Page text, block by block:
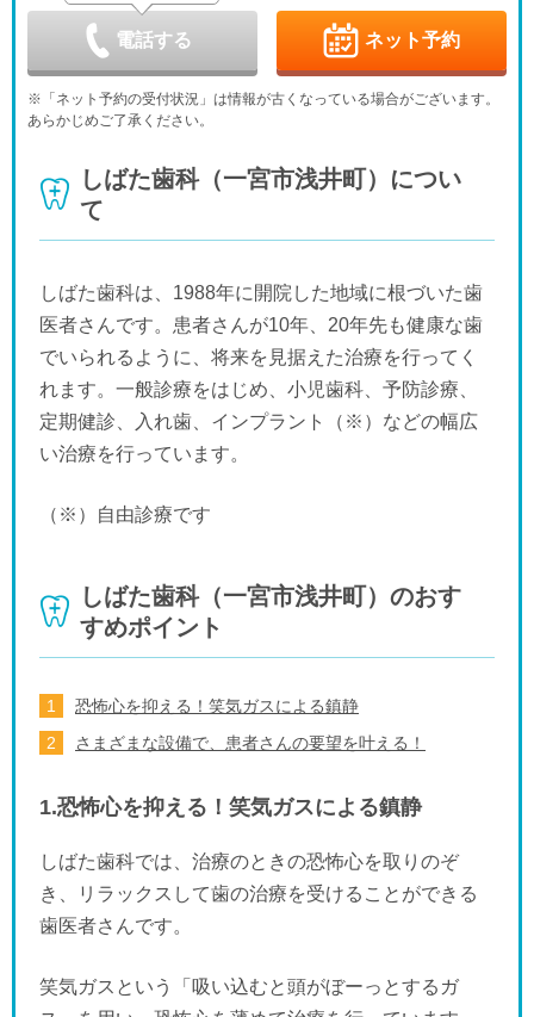
9/6
9/7
9/8
9/10
休
9/11
9/12
休 - - -
木
休 -
日
休
月
休
火
休 休 休 -
日
電話する ネット予約
※「ネット予約の受付状況」は情報が古くなっている場合がございます。
あらかじめご了承ください。
しばた歯科（一宮市浅井町）につい
て
しばた歯科は、1988年に開院した地域に根づいた歯
医者さんです。患者さんが10年、20年先も健康な歯
でいられるように、将来を見据えた治療を行ってく
れます。一般診療をはじめ、小児歯科、予防診療、
定期健診、入れ歯、インプラント（※）などの幅広
い治療を行っています。
（※）自由診療です
しばた歯科（一宮市浅井町）のおす
すめポイント
恐怖心を抑える！笑気ガスによる鎮静
さまざまな設備で、患者さんの要望を叶える！
1.恐怖心を抑える！笑気ガスによる鎮静
しばた歯科では、治療のときの恐怖心を取りのぞ
き、リラックスして歯の治療を受けることができる
歯医者さんです。
笑気ガスという「吸い込むと頭がぼーっとするガ